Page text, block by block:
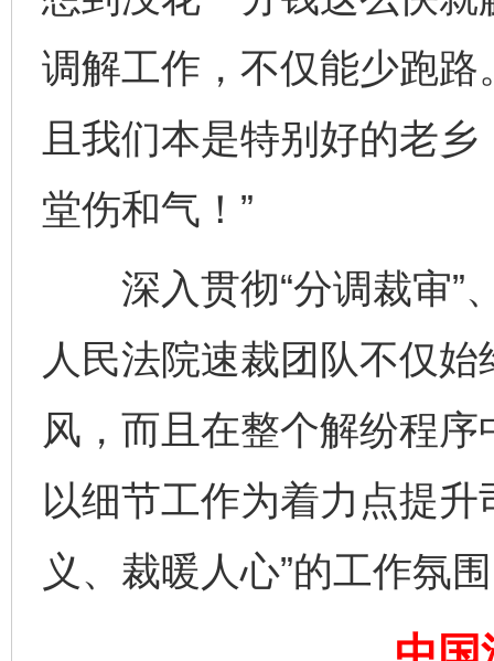
调解工作，不仅能少跑
且我们本是特别好的老
堂伤和气！”
深入贯彻“分调裁审”、
人民法院速裁团队不仅
风，而且在整个解纷程
以细节工作为着力点提
义、裁暖人心”的工作氛
网上购药对药下症？
谢